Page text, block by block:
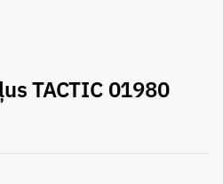
TACTIC 01980